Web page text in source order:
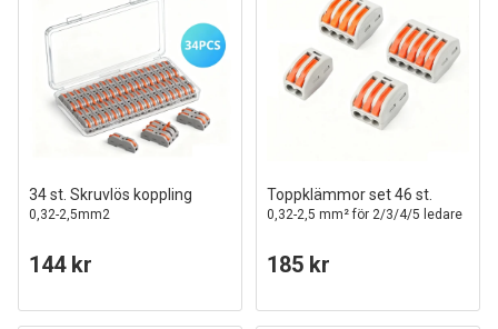
34 st. Skruvlös koppling
0,32-2,5mm2
144 kr
Toppklämmor set 46 st.
0,32-2,5 mm² för 2/3/4/5 ledare
185 kr